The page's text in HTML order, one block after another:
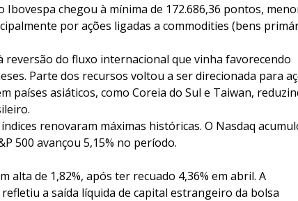
chegou à mínima de 172.686,36 pontos,
por ações ligadas a commodities (bens
reversão do fluxo internacional que vinha favorecendo
Parte dos recursos voltou a ser direcionada para
países asiáticos, como Coreia do Sul e Taiwan,
renovaram máximas históricas. O Nasdaq
500 avançou 5,15% no período.
alta de 1,82%, após ter recuado 4,36% em abril. A
a saída líquida de capital estrangeiro da bolsa